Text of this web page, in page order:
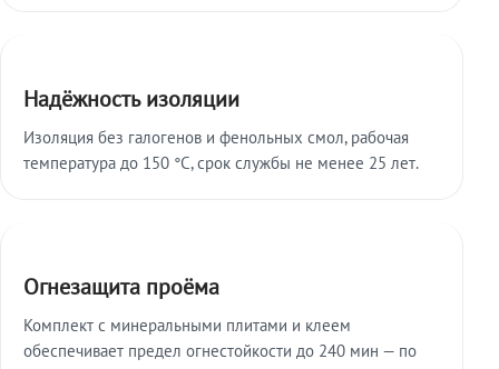
Надёжность изоляции
Изоляция без галогенов и фенольных смол, рабочая
температура до 150 °C, срок службы не менее 25 лет.
Огнезащита проёма
Комплект с минеральными плитами и клеем
обеспечивает предел огнестойкости до 240 мин — по